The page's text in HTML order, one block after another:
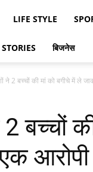
LIFE STYLE
बिजनेस
ने 2 बच्चों की मां को बगीचे में ले
2 बच्चों
आरोपी